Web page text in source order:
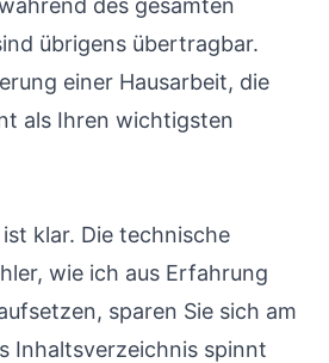
des gesamten
übrigens übertragbar.
einer Hausarbeit, die
als Ihren wichtigsten
klar. Die technische
wie ich aus Erfahrung
sparen Sie sich am
Inhaltsverzeichnis spinnt